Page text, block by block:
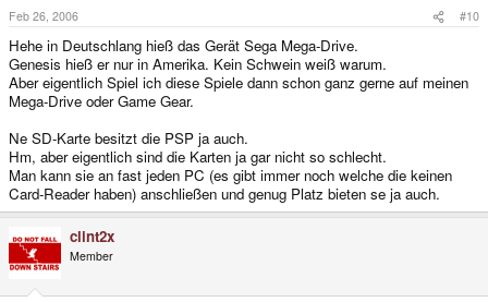
Feb 26, 2006 #10
Hehe in Deutschlang hieß das Gerät Sega Mega-Drive.
Genesis hieß er nur in Amerika. Kein Schwein weiß warum.
Aber eigentlich Spiel ich diese Spiele dann schon ganz gerne auf meinen
Mega-Drive oder Game Gear.
Ne SD-Karte besitzt die PSP ja auch.
Hm, aber eigentlich sind die Karten ja gar nicht so schlecht.
Man kann sie an fast jeden PC (es gibt immer noch welche die keinen
Card-Reader haben) anschließen und genug Platz bieten se ja auch.
clint2x
Member